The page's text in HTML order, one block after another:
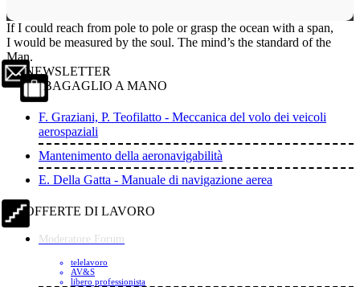
If I could reach from pole to pole or grasp the ocean with a span,
I would be measured by the soul. The mind’s the standard of the
Man.
NEWSLETTER
BAGAGLIO A MANO
F. Graziani, P. Teofilatto - Meccanica del volo dei veicoli
aerospaziali
Mantenimento della aeronavigabilità
E. Della Gatta - Manuale di navigazione aerea
OFFERTE DI LAVORO
Moderatore Forum
telelavoro
AV&S
libero professionista